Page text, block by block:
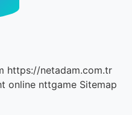
https://netadam.com.tr
online nttgame Sitemap